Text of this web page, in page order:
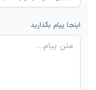
اینجا پیام بگذارید